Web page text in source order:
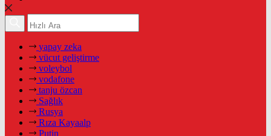
yapay zeka
vücut geliştirme
voleybol
vodafone
tanju özcan
Sağlık
Rusya
Rıza Kayaalp
Putin